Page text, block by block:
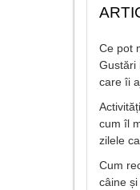
Ce pot
Gustări
care îi
cum îl
zilele
Cum
câine